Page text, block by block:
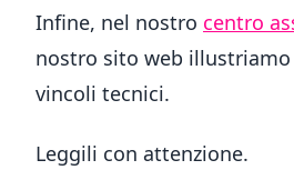
Infine, nel nostro centro
nostro sito web
vincoli tecnici.
Leggili con attenzione.